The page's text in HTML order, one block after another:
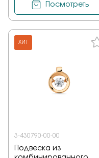
Посмотреть
ХИТ
3-430790-00-00
Подвеска из